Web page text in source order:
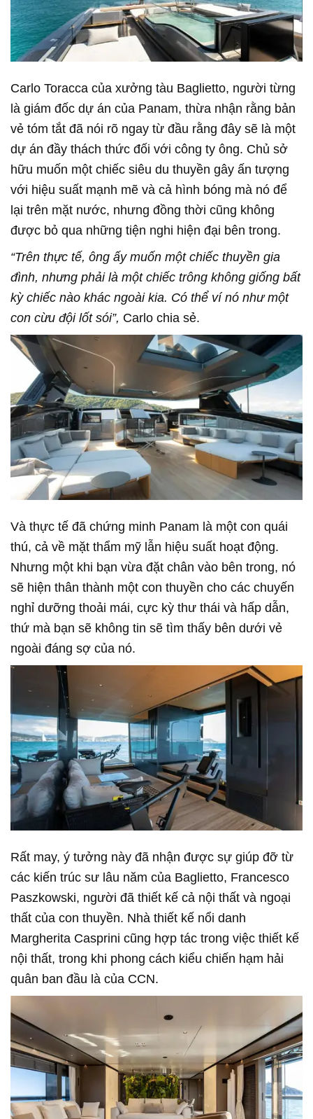
Carlo Toracca của xưởng tàu Baglietto, người từng
là giám đốc dự án của Panam, thừa nhận rằng bản
vẻ tóm tắt đã nói rõ ngay từ đầu rằng đây sẽ là một
dự án đầy thách thức đối với công ty ông. Chủ sở
hữu muốn một chiếc siêu du thuyền gây ấn tượng
với hiệu suất mạnh mẽ và cả hình bóng mà nó để
lại trên mặt nước, nhưng đồng thời cũng không
được bỏ qua những tiện nghi hiện đại bên trong.
“Trên thực tế, ông ấy muốn một chiếc thuyền gia
đình, nhưng phải là một chiếc trông không giống bất
kỳ chiếc nào khác ngoài kia. Có thể ví nó như một
con cừu đội lốt sói”, Carlo chia sẻ.
Và thực tế đã chứng minh Panam là một con quái
thú, cả về mặt thẩm mỹ lẫn hiệu suất hoạt động.
Nhưng một khi bạn vừa đặt chân vào bên trong, nó
sẽ hiện thân thành một con thuyền cho các chuyến
nghỉ dưỡng thoải mái, cực kỳ thư thái và hấp dẫn,
thứ mà bạn sẽ không tin sẽ tìm thấy bên dưới vẻ
ngoài đáng sợ của nó.
Rất may, ý tưởng này đã nhận được sự giúp đỡ từ
các kiến trúc sư lâu năm của Baglietto, Francesco
Paszkowski, người đã thiết kế cả nội thất và ngoại
thất của con thuyền. Nhà thiết kế nổi danh
Margherita Casprini cũng hợp tác trong việc thiết kế
nội thất, trong khi phong cách kiểu chiến hạm hải
quân ban đầu là của CCN.